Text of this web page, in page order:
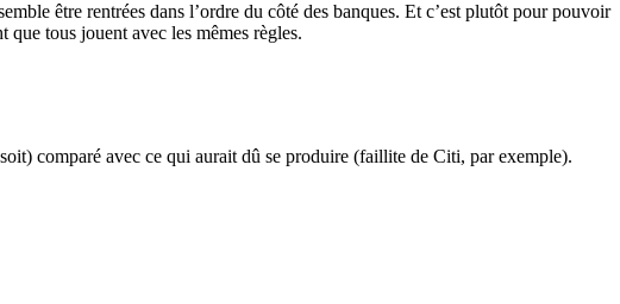
être rentrées dans l’ordre du côté des banques. Et c’est plutôt pour pouvoir
que tous jouent avec les mêmes règles.
comparé avec ce qui aurait dû se produire (faillite de Citi, par exemple).